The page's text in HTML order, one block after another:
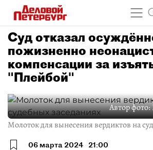
Суд отказал
пожизненно
компенсации за
"Плейбой"
Автор фото:
Молоток для вынесения вердиктов на
06 марта 2024 21:00